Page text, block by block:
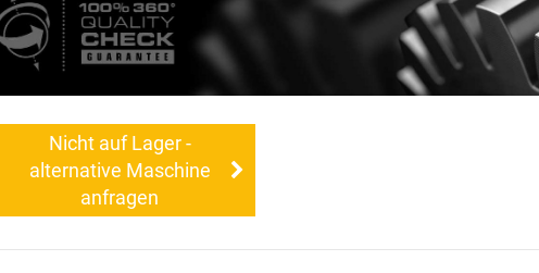
Nicht auf Lager -
alternative Maschine
anfragen